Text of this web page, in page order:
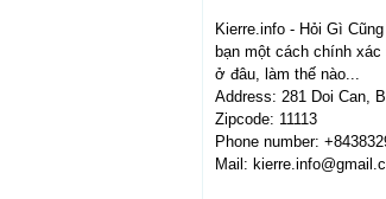
Kierre.info - Hỏi Gì
bạn một cách chính
ở đâu, làm thế nào...
Address: 281 Doi Can,
Zipcode: 11113
Phone number:
Mail: